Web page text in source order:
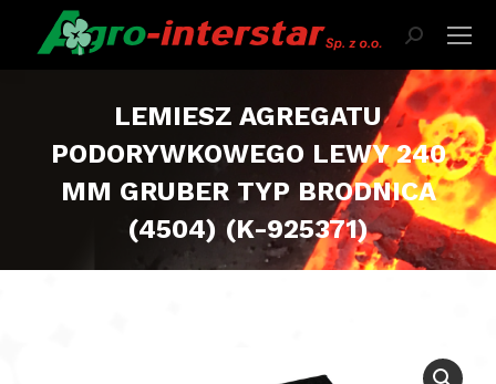
Szukaj:
LEMIESZ AGREGATU
PODORYWKOWEGO LEWY 240
MM GRUBER TYP BRODNICA
(4504) (K-925371)